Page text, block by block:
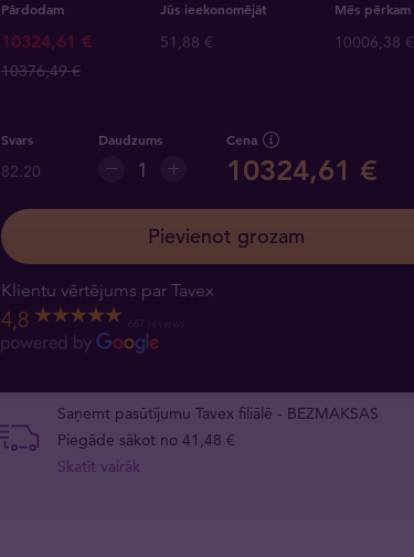
Pārdodam Jūs ieekonomējāt Mēs pērkam
10324,61 €
10376,49 €
51,88 € 10006,38 €
Svars
82.20
Daudzums Cena
10324,61 €
Pievienot grozam
Klientu vērtējums par Tavex
4,8
Saņemt pasūtījumu Tavex filiālē - BEZMAKSAS
Piegāde sākot no 41,48 €
Skatīt vairāk